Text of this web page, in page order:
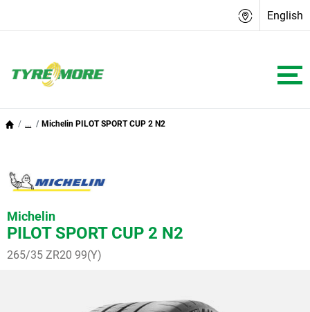
English
... Michelin PILOT SPORT CUP 2 N2
Michelin
PILOT SPORT CUP 2 N2
265/35 ZR20 99(Y)